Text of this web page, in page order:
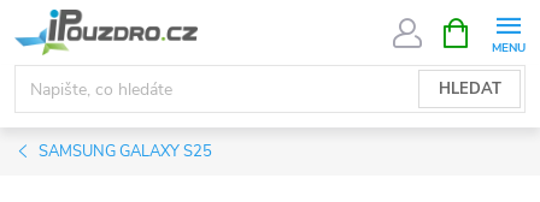
na
obsah
HLEDAT
NÁKUPNÍ
KOŠÍK
SAMSUNG GALAXY S25